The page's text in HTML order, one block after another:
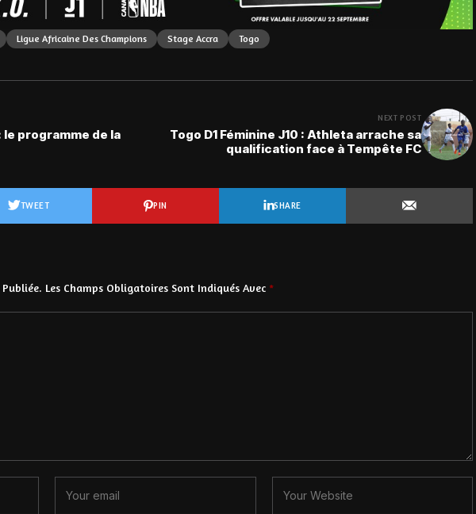
Ligue Africaine Des Champions Stage Accra Togo
le programme de la
NEXT POST
Togo D1 Féminine J10 : Athleta arrache sa
qualification face à Tempête FC
TWEET PIN SHARE
Publiée. Les Champs Obligatoires Sont Indiqués Avec *